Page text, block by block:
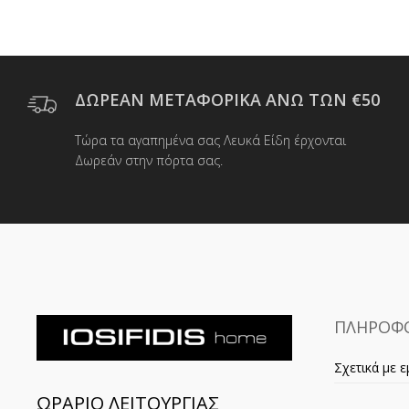
ΔΩΡΕΑΝ ΜΕΤΑΦΟΡΙΚΑ ΑΝΩ ΤΩΝ €50
Τώρα τα αγαπημένα σας Λευκά Είδη έρχονται
Δωρεάν στην πόρτα σας.
ΩΡΑΡΙΟ ΛΕΙΤΟΥΡΓΙΑΣ
Σχετικά με